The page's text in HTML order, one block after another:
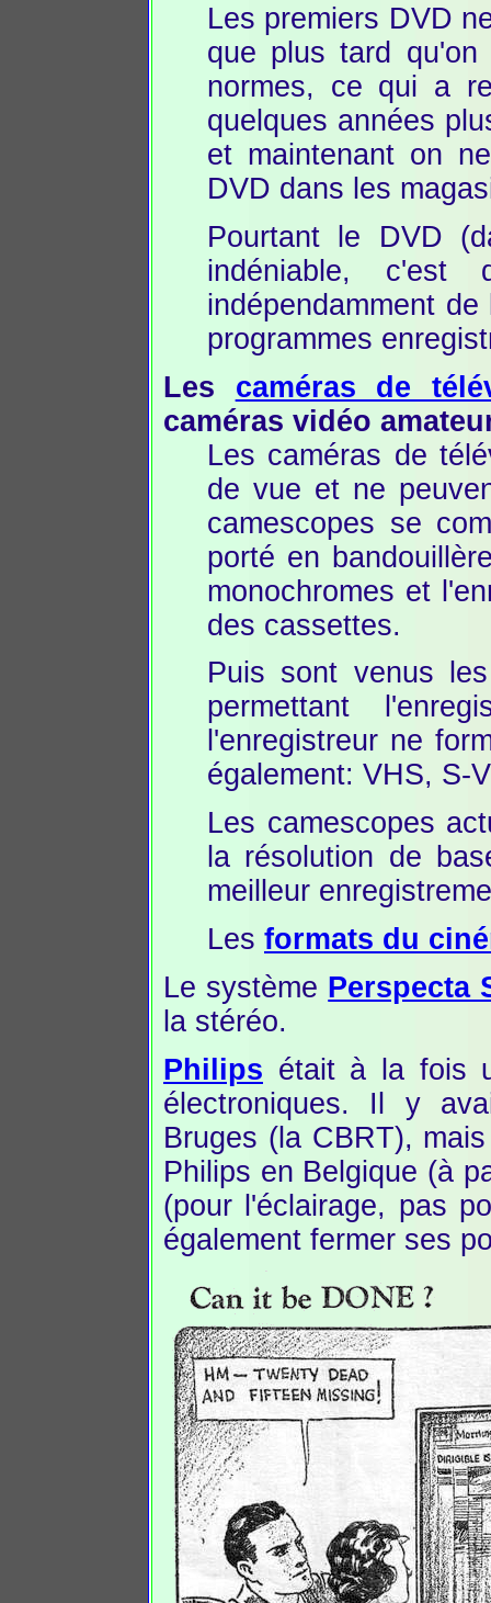
Les premiers DVD
que plus tard
normes, ce qui a
quelques années
et maintenant on
DVD dans les
Pourtant le DVD
indéniable, c'est
indépendamment
programmes
Les caméras de
caméras vidéo
Les caméras de
de vue et ne
camescopes se
porté en
monochromes et
des cassettes.
Puis sont venus
permettant
l'enregistreur ne
également: VHS, S-
Les camescopes
la résolution de
meilleur
Les formats du
Le système Perspecta
la stéréo.
Philips était à la fois
électroniques. Il y
Bruges (la CBRT),
Philips en Belgique (à
(pour l'éclairage, pas
également fermer ses